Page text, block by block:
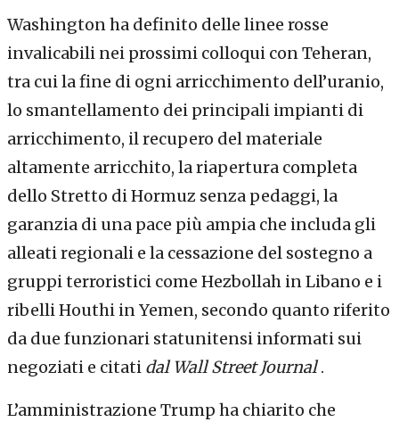
Washington ha definito delle linee rosse
invalicabili nei prossimi colloqui con Teheran,
tra cui la fine di ogni arricchimento dell’uranio,
lo smantellamento dei principali impianti di
arricchimento, il recupero del materiale
altamente arricchito, la riapertura completa
dello Stretto di Hormuz senza pedaggi, la
garanzia di una pace più ampia che includa gli
alleati regionali e la cessazione del sostegno a
gruppi terroristici come Hezbollah in Libano e i
ribelli Houthi in Yemen, secondo quanto riferito
da due funzionari statunitensi informati sui
negoziati e citati dal Wall Street Journal.
L’amministrazione Trump ha chiarito che